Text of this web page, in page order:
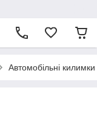
Автомобільні